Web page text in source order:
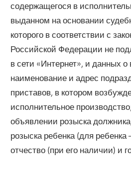
содержащегося в
выданном на основании
которого в соответствии с
Российской Федерации не
в сети «Интернет», и данных о
наименование и адрес
приставов, в котором
исполнительное
объявлении розыска
розыска ребенка (для
отчество (при его наличии) и